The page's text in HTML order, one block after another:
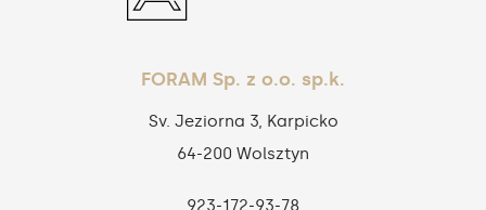
FORAM Sp. z o.o. sp.k.
Sv. Jeziorna 3, Karpicko
64-200 Wolsztyn
923‑172‑93‑78